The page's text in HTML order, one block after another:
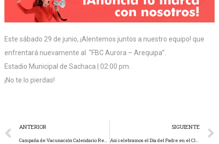
Este sábado 29 de junio, ¡Alentemos juntos a nuestro equipo! que
enfrentará nuevamente al “FBC Aurora – Arequipa”.
Estadio Municipal de Sachaca | 02:00 pm.
¡No te lo pierdas!
ANTERIOR
Campaña de Vacunación Calendario Regular.
SIGUIENTE
Así celebramos el Día del Padre en el Club Internacional